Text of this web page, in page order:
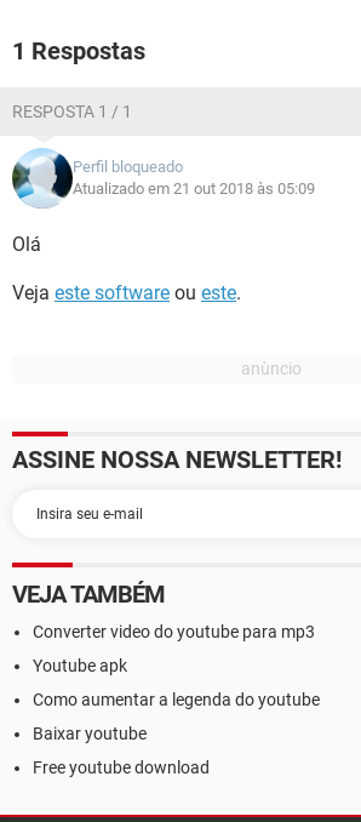
1 Respostas
RESPOSTA 1 / 1
Perfil bloqueado
Atualizado em 21 out 2018 às 05:09
Olá
Veja este software ou este.
ASSINE NOSSA NEWSLETTER!
VEJA TAMBÉM
Converter video do youtube para mp3
Youtube apk
Como aumentar a legenda do youtube
Baixar youtube
Free youtube download